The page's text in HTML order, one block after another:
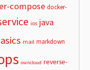
compose docker-
ios java
mail markdown
owncloud reverse-